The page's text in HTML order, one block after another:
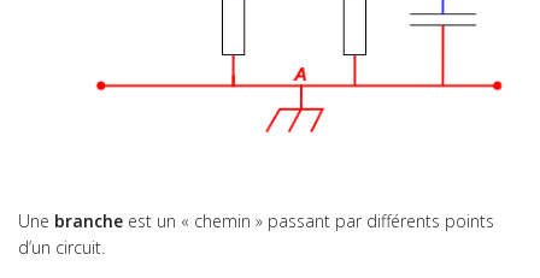
Une branche est un « chemin » passant par différents points
d’un circuit.